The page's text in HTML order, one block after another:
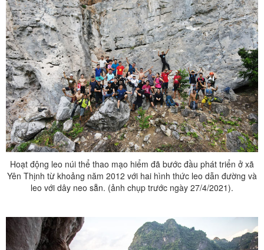
Hoạt động leo núi thể thao mạo hiểm đã bước đầu phát triển ở xã
Yên Thịnh từ khoảng năm 2012 với hai hình thức leo dẫn đường và
leo với dây neo sẵn. (ảnh chụp trước ngày 27/4/2021).